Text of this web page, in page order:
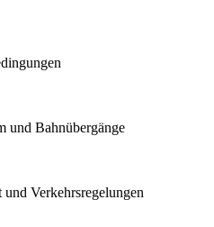
und Bahnübergänge
Verkehrsregelungen